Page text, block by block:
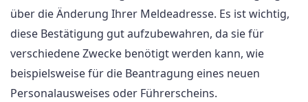
über die Änderung Ihrer Meldeadresse. Es ist wichtig,
diese Bestätigung gut aufzubewahren, da sie für
verschiedene Zwecke benötigt werden kann, wie
beispielsweise für die Beantragung eines neuen
Personalausweises oder Führerscheins.